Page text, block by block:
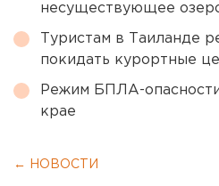
несуществующее
Туристам в Таиланде
покидать курортные
Режим БПЛА-
крае
← НОВОСТИ